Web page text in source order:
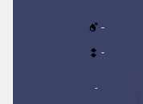
-
-
-